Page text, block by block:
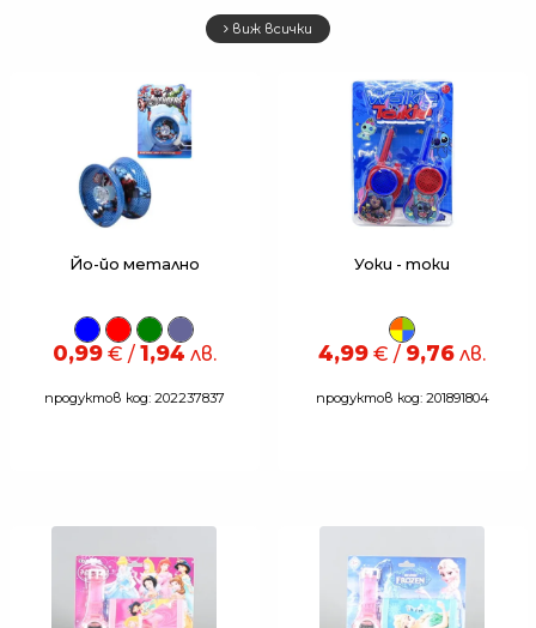
виж всички
Йо-йо метално
0,99€ / 1,94 лв.
продуктов код: 202237837
Уоки - токи
4,99 € / 9,76 лв.
продуктов код: 201891804